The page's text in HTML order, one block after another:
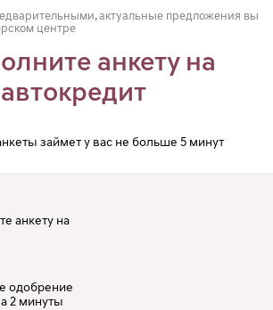
актуальные предложения вы
центре
анкету на
автокредит
займет у вас не больше 5 минут
анкету на
одобрение
2 минуты